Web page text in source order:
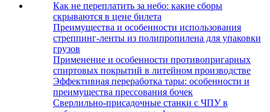
Как не переплатить за небо: какие сборы
скрываются в цене билета
Преимущества и особенности использования
стреппинг-ленты из полипропилена для упаковки
грузов
Применение и особенности противопригарных
спиртовых покрытий в литейном производстве
Эффективная переработка тары: особенности и
преимущества прессования бочек
Сверлильно-присадочные станки с ЧПУ в